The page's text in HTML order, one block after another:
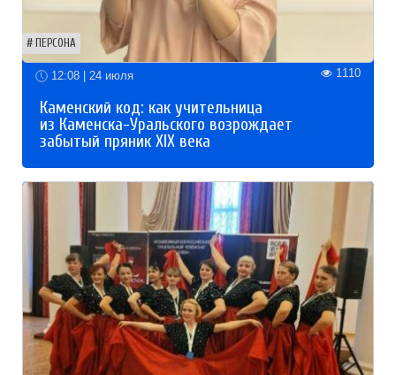
ПЕРСОНА
12:08 | 24 июля 1110
Каменский код: как учительница
из Каменска-Уральского возрождает
забытый пряник XIX века